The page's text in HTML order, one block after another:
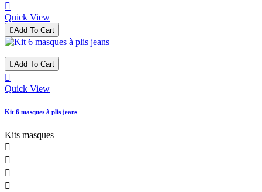

Quick View
Add To Cart
Add To Cart

Quick View
Kit 6 masques à plis jeans
Kits masques



